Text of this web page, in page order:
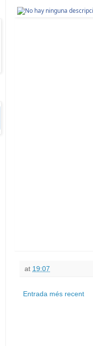
at 19:07
Entrada més recent